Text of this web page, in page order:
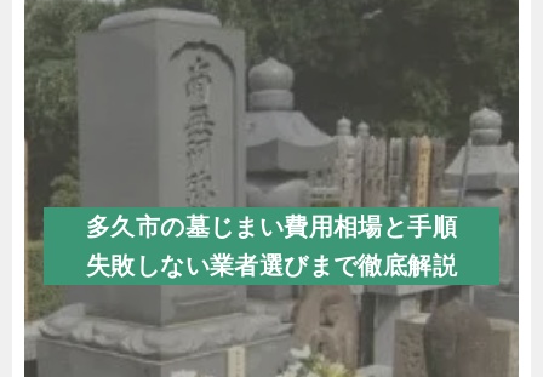
多久市の墓じまい費用相場と手順
失敗しない業者選びまで徹底解説